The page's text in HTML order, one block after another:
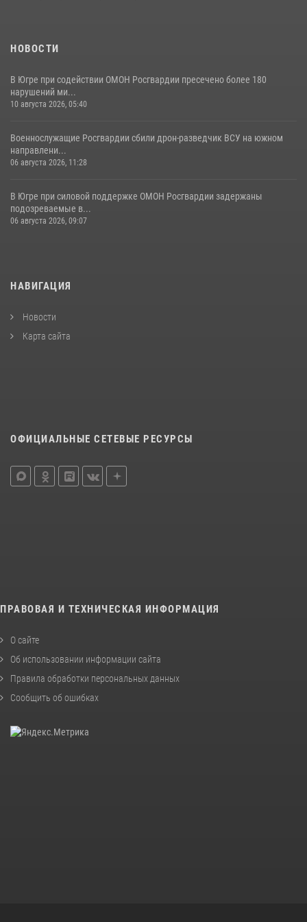
НОВОСТИ
В Югре при содействии ОМОН Росгвардии пресечено более 180
нарушений ми...
10 августа 2026, 05:40
Военнослужащие Росгвардии сбили дрон-разведчик ВСУ на южном
направлени...
06 августа 2026, 11:28
В Югре при силовой поддержке ОМОН Росгвардии задержаны
подозреваемые в...
06 августа 2026, 09:07
НАВИГАЦИЯ
Новости
Карта сайта
ОФИЦИАЛЬНЫЕ СЕТЕВЫЕ РЕСУРСЫ
ПРАВОВАЯ И ТЕХНИЧЕСКАЯ ИНФОРМАЦИЯ
О сайте
Об использовании информации сайта
Правила обработки персональных данных
Сообщить об ошибках